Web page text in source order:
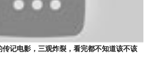
传记电影，三观炸裂，看完都不知道该不该